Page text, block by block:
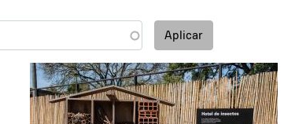
Aplicar